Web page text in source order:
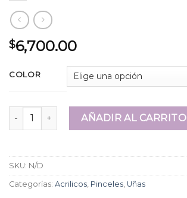
$6,700.00
COLOR
Polimero Pinky 20g. cantidadAÑADIR AL CARRITO
SKU: N/D
Categorías: Acrilicos, Pinceles, Uñas